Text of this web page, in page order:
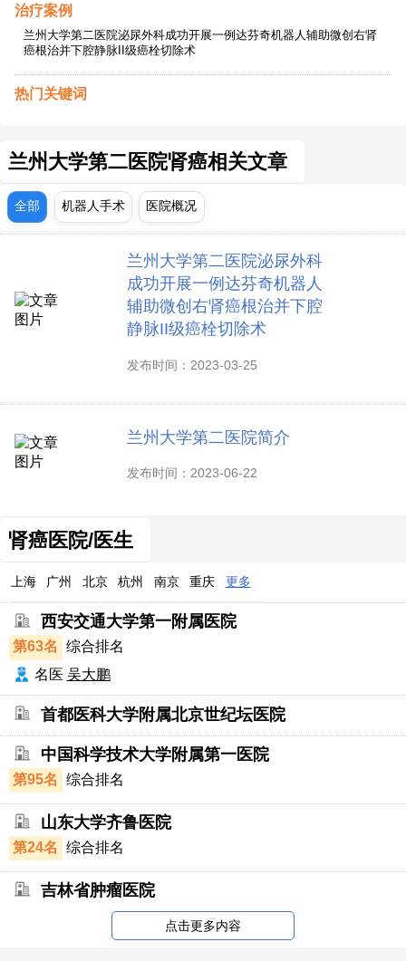
治疗案例
兰州大学第二医院泌尿外科成功开展一例达芬奇机器人辅助微创右肾
癌根治并下腔静脉II级癌栓切除术
热门关键词
兰州大学第二医院肾癌相关文章
全部 机器人手术 医院概况
兰州大学第二医院泌尿外科
成功开展一例达芬奇机器人
辅助微创右肾癌根治并下腔
静脉II级癌栓切除术
发布时间：2023-03-25
兰州大学第二医院简介
发布时间：2023-06-22
肾癌医院/医生
上海 广州 北京 杭州 南京 重庆 更多
西安交通大学第一附属医院
第63名
综合排名
名医 吴大鹏
首都医科大学附属北京世纪坛医院
中国科学技术大学附属第一医院
第95名 综合排名
山东大学齐鲁医院
第24名 综合排名
吉林省肿瘤医院
点击更多内容